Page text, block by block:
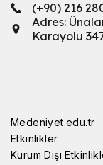
(+90) 216
Adres:
Karayolu
Medeniyet.edu.tr
Etkinlikler
Kurum Dışı